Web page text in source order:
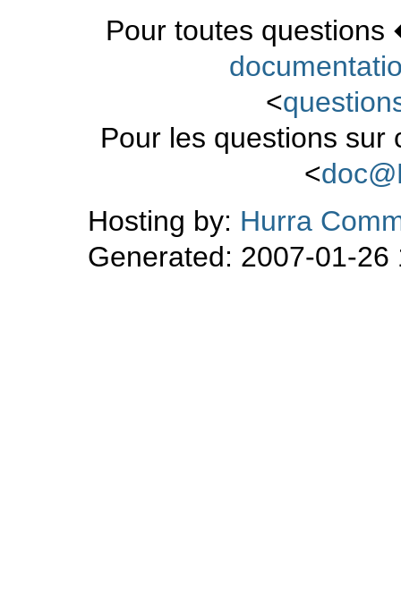
Pour toutes
<
Pour les questions sur
<
Hosting by: Hurra
Generated: 2007-01-26